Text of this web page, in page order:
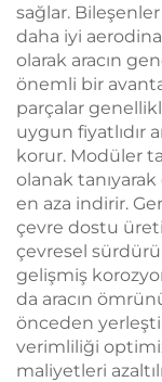
sağlar.
daha iyi
olarak aracın
önemli bir
parçalar
uygun fiyatlıdır
korur. Modüler
olanak tanıyarak
en aza indirir.
çevre dostu
çevresel
gelişmiş
da aracın
önceden
verimliliği
maliyetleri